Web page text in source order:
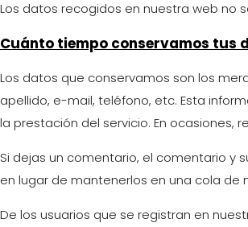
Los datos recogidos en nuestra web no
Cuánto tiempo conservamos tus
Los datos que conservamos son los
apellido, e-mail, teléfono, etc. Esta
la prestación del servicio. En ocasiones,
Si dejas un comentario, el comentario
en lugar de mantenerlos en una cola de
De los usuarios que se registran en